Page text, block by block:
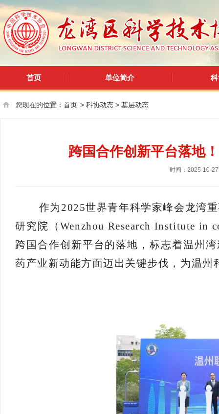
首页 单位简介
您现在的位置： 首页 > 科协动态 > 基层动态
跨国合作创新平台落地
时间：2025-10-27
作为 2025世界青年科学家峰会龙湾
研究院（Wenzhou Research Institute
跨国合作创新平台的落地，标志着温州
药产业新动能方面迈出关键步伐，为温